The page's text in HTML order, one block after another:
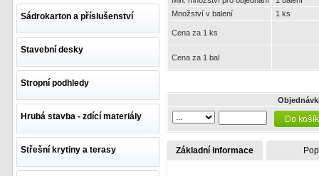
Sádrokarton a příslušenství
Stavební desky
Stropní podhledy
Hrubá stavba - zdící materiály
Střešní krytiny a terasy
Množství v balení
1 ks
Cena za 1 ks
Cena za 1 bal
Základní informace